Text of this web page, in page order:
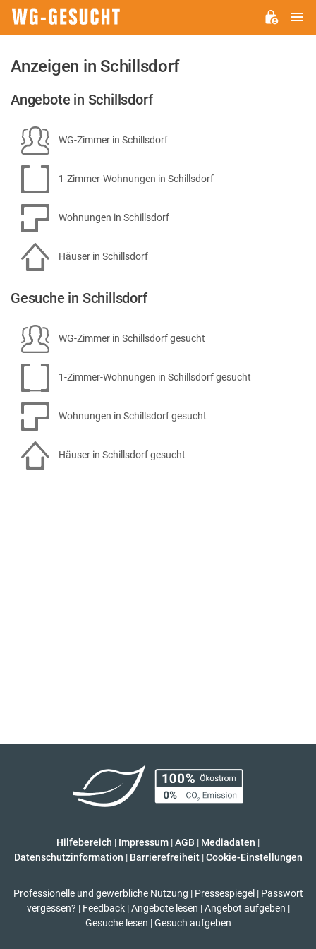
Anzeigen in Schillsdorf
Angebote in Schillsdorf
WG-Zimmer in Schillsdorf
1-Zimmer-Wohnungen in Schillsdorf
Wohnungen in Schillsdorf
Häuser in Schillsdorf
Gesuche in Schillsdorf
WG-Zimmer in Schillsdorf gesucht
1-Zimmer-Wohnungen in Schillsdorf gesucht
Wohnungen in Schillsdorf gesucht
Häuser in Schillsdorf gesucht
Hilfebereich | Impressum |AGB | Mediadaten |
Datenschutzinformation | Barrierefreiheit | Cookie-Einstellungen
Professionelle und gewerbliche Nutzung | Pressespiegel | Passwort
vergessen? | Feedback | Angebote lesen | Angebot aufgeben |
Gesuche lesen | Gesuch aufgeben